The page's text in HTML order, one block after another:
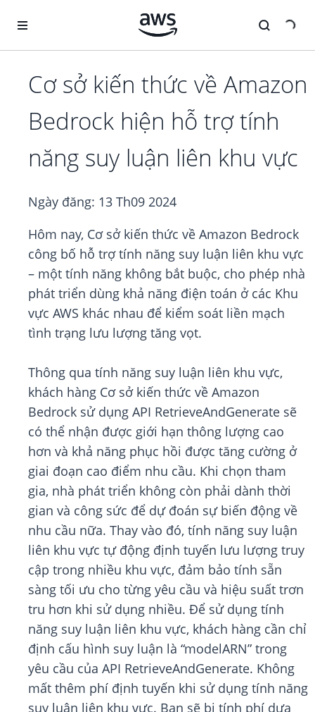
Cơ sở kiến thức về Amazon
Bedrock hiện hỗ trợ tính
năng suy luận liên khu vực
Ngày đăng: 13 Th09 2024
Hôm nay, Cơ sở kiến thức về Amazon Bedrock
công bố hỗ trợ tính năng suy luận liên khu vực
– một tính năng không bắt buộc, cho phép nhà
phát triển dùng khả năng điện toán ở các Khu
vực AWS khác nhau để kiểm soát liền mạch
tình trạng lưu lượng tăng vọt.
Thông qua tính năng suy luận liên khu vực,
khách hàng Cơ sở kiến thức về Amazon
Bedrock sử dụng API RetrieveAndGenerate sẽ
có thể nhận được giới hạn thông lượng cao
hơn và khả năng phục hồi được tăng cường ở
giai đoạn cao điểm nhu cầu. Khi chọn tham
gia, nhà phát triển không còn phải dành thời
gian và công sức để dự đoán sự biến động về
nhu cầu nữa. Thay vào đó, tính năng suy luận
liên khu vực tự động định tuyến lưu lượng truy
cập trong nhiều khu vực, đảm bảo tính sẵn
sàng tối ưu cho từng yêu cầu và hiệu suất trơn
tru hơn khi sử dụng nhiều. Để sử dụng tính
năng suy luận liên khu vực, khách hàng cần chỉ
định cấu hình suy luận là “modelARN” trong
yêu cầu của API RetrieveAndGenerate. Không
mất thêm phí định tuyến khi sử dụng tính năng
suy luận liên khu vực. Bạn sẽ bị tính phí dựa